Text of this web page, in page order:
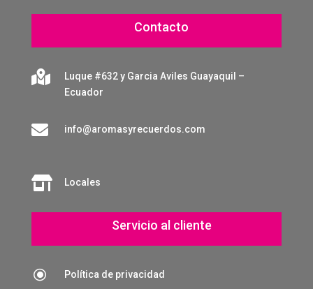
Contacto

Luque #632 y Garcia Aviles Guayaquil –
Ecuador
 info@aromasyrecuerdos.com
 Locales
Servicio al cliente
\ Política de privacidad